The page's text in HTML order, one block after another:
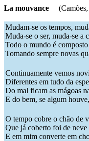
La mouvance (Camões,
Mudam-se os tempos,
Muda-se o ser, muda-se a
Todo o mundo é
Tomando sempre novas
Continuamente vemos
Diferentes em tudo da
Do mal ficam as mágoas
E do bem, se algum
O tempo cobre o chão de
Que já coberto foi de neve
E em mim converte em